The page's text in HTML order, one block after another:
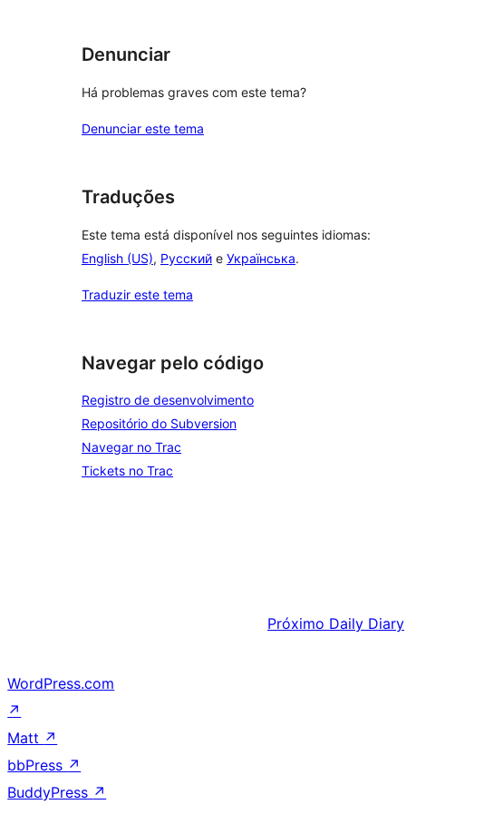
Denunciar
Há problemas graves com este tema?
Denunciar este tema
Traduções
Este tema está disponível nos seguintes idiomas:
English (US), Русский e Українська.
Traduzir este tema
Navegar pelo código
Registro de desenvolvimento
Repositório do Subversion
Navegar no Trac
Tickets no Trac
Próximo Daily Diary
WordPress.com
↗
Matt ↗
bbPress ↗
BuddyPress ↗